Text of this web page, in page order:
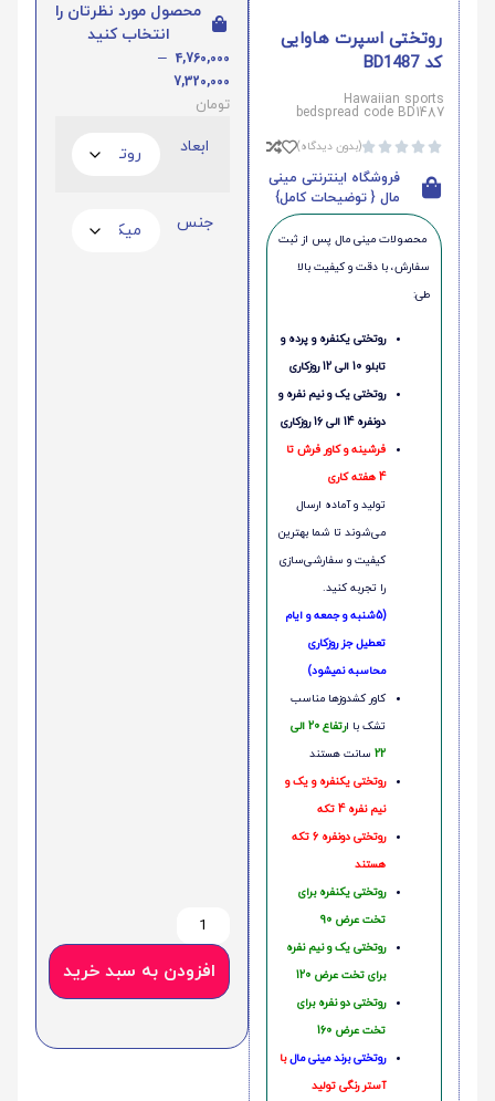
روتختی اسپرت هاوایی
کد BD1487
Hawaiian sports
bedspread code BD1487




(بدون دیدگاه)
فروشگاه اینترنتی مینی
مال { توضیحات کامل}
محصولات مینی‌ مال پس از ثبت
سفارش، با دقت و کیفیت بالا
طی:
روتختی یکنفره و پرده و
تابلو 10 الی 12 روزکاری
روتختی یک و نیم نفره و
دونفره 14 الی 16 روزکاری
فرشینه و کاور فرش تا
4 هفته کاری
تولید و آماده ارسال
می‌شوند تا شما بهترین
کیفیت و سفارشی‌سازی
را تجربه کنید.
(5شنبه و جمعه و ایام
تعطیل جز روزکاری
محاسبه نمیشود)
کاور کشدوزها مناسب
تشک با ا
رتفاع 20 الی
22 سانت هستند
روتختی یکنفره و یک و
نیم نفره 4 تکه
روتختی دونفره 6 تکه
هستند
روتختی یکنفره برای
تخت عرض 90
روتختی یک و نیم نفره
برای تخت عرض 120
روتختی دو نفره برای
تخت عرض 160
روتختی‌ برند مینی مالبا
آستر رنگی تولید
محصول مورد نظرتان را
انتخاب کنید
4,760,000
–
7,320,000
تومان
ابعاد
جنس
افزودن به سبد خرید